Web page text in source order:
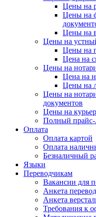
Цены на
Цены на
Цены на
Цены на
Цены на
Цена на
Цены на
Цена на
Цены на
Цены на
документов
Цены на
Полный прайс-
Оплата
Оплата картой
Оплата
Безналичный
Языки
Переводчикам
Вакансии для
Анкета
Анкета
Требования к